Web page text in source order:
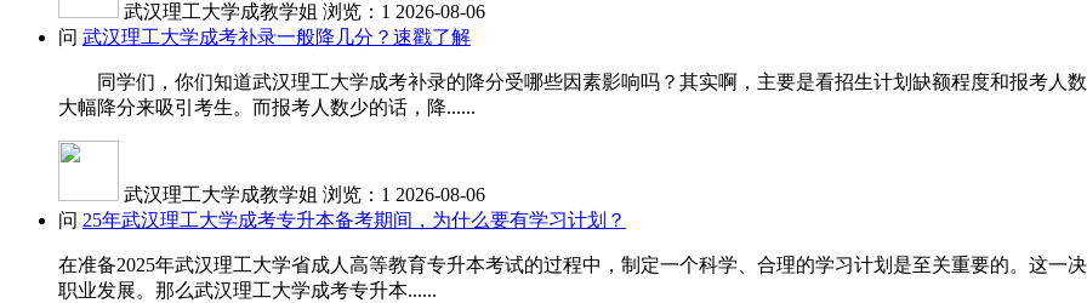
武汉理工大学成教学姐 浏览：1 2026-08-06
问 武汉理工大学成考补录一般降几分？速戳了解
同学们，你们知道武汉理工大学成考补录的降分受哪些因素影响吗？其实啊，主要是看招生计划缺额程度和报考人
大幅降分来吸引考生。而报考人数少的话，降......
武汉理工大学成教学姐 浏览：1 2026-08-06
问 25年武汉理工大学成考专升本备考期间，为什么要有学习计划？
在准备2025年武汉理工大学省成人高等教育专升本考试的过程中，制定一个科学、合理的学习计划是至关重要的。这一
职业发展。那么武汉理工大学成考专升本......